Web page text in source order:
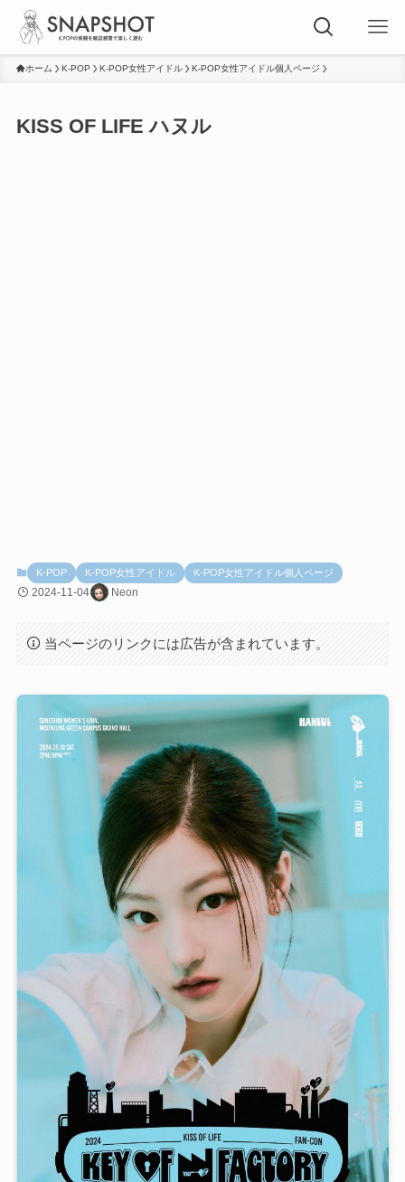
ホーム K-POP K-POP女性アイドル K-POP女性アイドル個人ページ
KISS OF LIFE ハヌル
K-POP K-POP女性アイドル K-POP女性アイドル個人ページ
2024-11-04 Neon
当ページのリンクには広告が含まれています。